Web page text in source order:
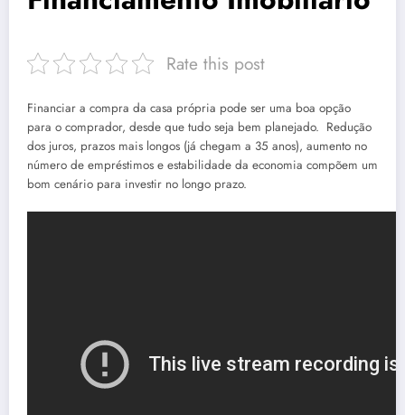
Rate this post
Financiar a compra da casa própria pode ser uma boa opção
para o comprador, desde que tudo seja bem planejado. Redução
dos juros, prazos mais longos (já chegam a 35 anos), aumento no
número de empréstimos e estabilidade da economia compõem um
bom cenário para investir no longo prazo.